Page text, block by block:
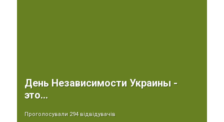
День Независимости Украины -
это...
Проголосували 294 відвідувачів